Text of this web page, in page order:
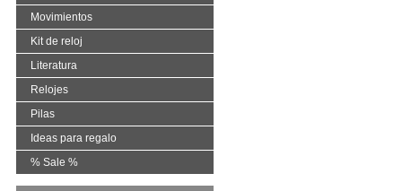
Movimientos
Kit de reloj
Literatura
Relojes
Pilas
Ideas para regalo
% Sale %